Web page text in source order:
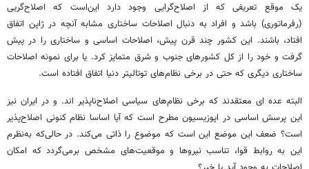
یک موقع تعریفی که از اصلاح‌گرایی وجود دارد این‌است که اصلاح‌گریی
(رفرماتوری) باشد و افراد به دنبال اصلاحات ساختاری مشابه آنچه در ژاپن اتفاق
افتاد، باشند. این کشور چند قرن پیش، اصلاحات اساسی و ساختاری را در پیش
گرفت و خود را از کل کشورهای جنوب و شرق متمایز کرد. یا برای نمونه اصلاحات
ساختاری دیگری که حتی در برخی نظام‌های توتالیتر دنیا اتفاق افتاده است.
البته عده ای معتقدند که برخی نظام‌های سیاسی اصلاح‌ناپذیر اند. و در ایران نیز
این پرسش اساسی در اپوزیسیون مطرح است که آیا اساسا نظام کنونی اصلاح‌پذیر
است؟ ضعف این موضع این است که موضوع را ذاتی می‌کند. در حالی‌که به‌نظرم
این به روابط قوا، تناسب نیروها و موقعیت‌های مشخص برمی‌گردد که امکان